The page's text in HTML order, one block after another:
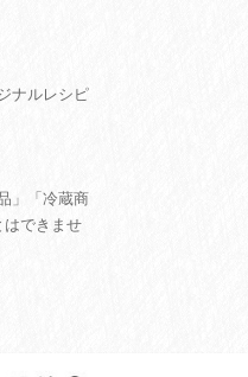
ナルレシピ
」「冷蔵商
はできませ